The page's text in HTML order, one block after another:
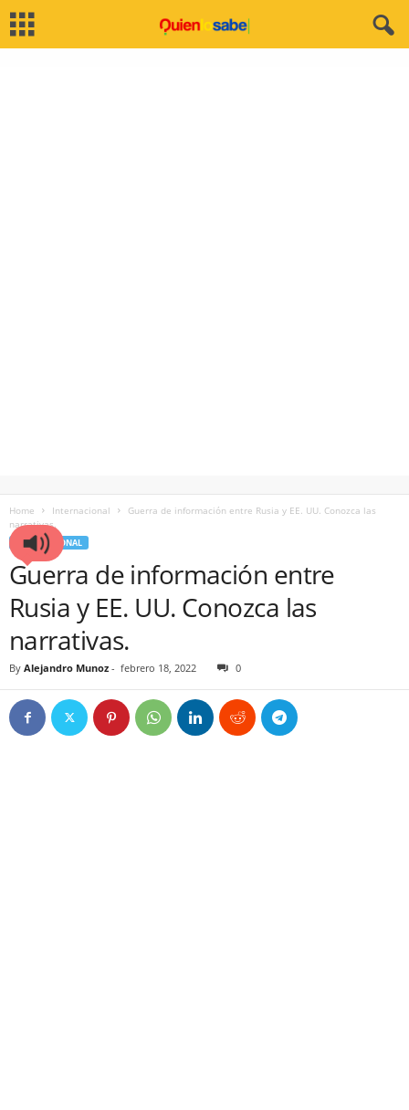
Home Internacional
Guerra de información entre Rusia y EE. UU. Conozca las
narrativas.
INTERNACIONAL
Guerra de información entre
Rusia y EE. UU. Conozca las
narrativas.
By Alejandro Munoz - febrero 18, 2022 0